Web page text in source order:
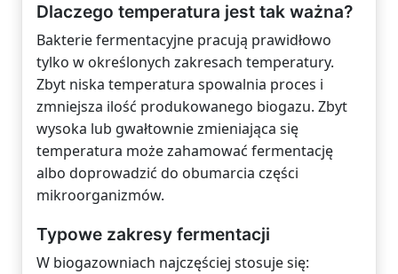
Dlaczego temperatura jest tak ważna?
Bakterie fermentacyjne pracują prawidłowo
tylko w określonych zakresach temperatury.
Zbyt niska temperatura spowalnia proces i
zmniejsza ilość produkowanego biogazu. Zbyt
wysoka lub gwałtownie zmieniająca się
temperatura może zahamować fermentację
albo doprowadzić do obumarcia części
mikroorganizmów.
Typowe zakresy fermentacji
W biogazowniach najczęściej stosuje się: